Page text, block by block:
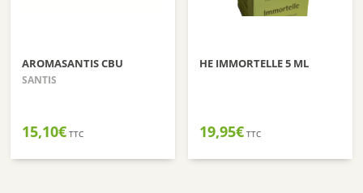
AROMASANTIS CBU
SANTIS
15,10€ TTC
HE IMMORTELLE 5 ML
19,95€ TTC